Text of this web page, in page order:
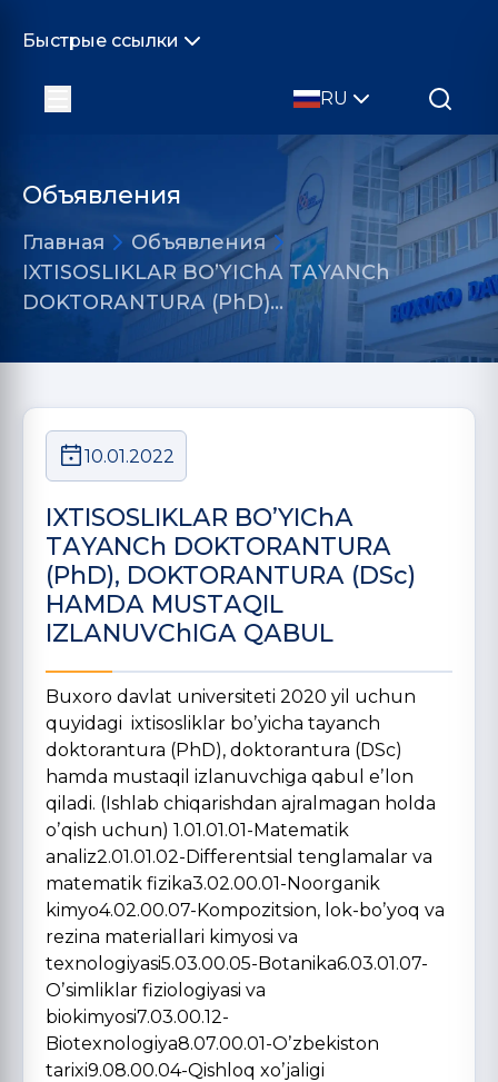
Быстрые ссылки
RU
Объявления
Главная
Объявления
IXTISOSLIKLАR BOʼYIChА TАYANCh
DOKTORАNTURА (PhD)…
10.01.2022
IXTISOSLIKLАR BOʼYIChА
TАYANCh DOKTORАNTURА
(PhD), DOKTORАNTURА (DSc)
HАMDА MUSTАQIL
IZLАNUVChIGА QАBUL
Buxoro davlat universiteti 2020 yil uchun
quyidagi ixtisosliklar boʼyicha tayanch
doktorantura (PhD), doktorantura (DSc)
hamda mustaqil izlanuvchiga qabul eʼlon
qiladi. (Ishlab chiqarishdan ajralmagan holda
oʼqish uchun) 1.01.01.01-Matematik
analiz2.01.01.02-Differentsial tenglamalar va
matematik fizika3.02.00.01-Noorganik
kimyo4.02.00.07-Kompozitsion, lok-boʼyoq va
rezina materiallari kimyosi va
texnologiyasi5.03.00.05-Botanika6.03.01.07-
Oʼsimliklar fiziologiyasi va
biokimyosi7.03.00.12-
Biotexnologiya8.07.00.01-Oʼzbekiston
tarixi9.08.00.04-Qishloq xoʼjaligi